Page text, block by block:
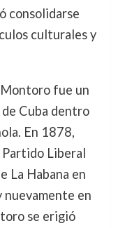
consolidarse
culturales y
fue un
Cuba dentro
En 1878,
Partido Liberal
La Habana en
nuevamente en
se erigió